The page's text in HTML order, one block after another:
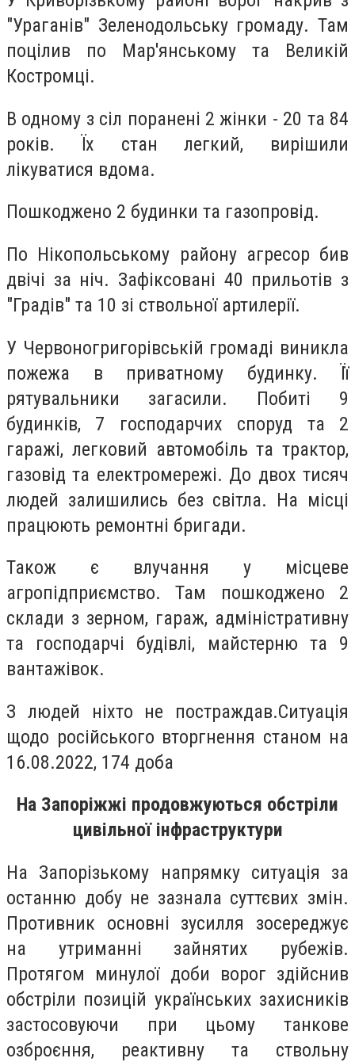
"Ураганів" Зеленодольську громаду. Там
поцілив по Мар'янському та Великій
Костромці.
В одному з сіл поранені 2 жінки - 20 та 84
років. Їх стан легкий, вирішили
лікуватися вдома.
Пошкоджено 2 будинки та газопровід.
По Нікопольському району агресор бив
двічі за ніч. Зафіксовані 40 прильотів з
"Градів" та 10 зі ствольної артилерії.
У Червоногригорівській громаді виникла
пожежа в приватному будинку. Її
рятувальники загасили. Побиті 9
будинків, 7 господарчих споруд та 2
гаражі, легковий автомобіль та трактор,
газовід та електромережі. До двох тисяч
людей залишились без світла. На місці
працюють ремонтні бригади.
Також є влучання у місцеве
агропідприємство. Там пошкоджено 2
склади з зерном, гараж, адміністративну
та господарчі будівлі, майстерню та 9
вантажівок.
З людей ніхто не постраждав.Cитуація
щодо російського вторгнення станом на
16.08.2022, 174 доба
На Запоріжжі продовжуються обстріли
цивільної інфраструктури
На Запорізькому напрямку ситуація за
останню добу не зазнала суттєвих змін.
Противник основні зусилля зосереджує
на утриманні зайнятих рубежів.
Протягом минулої доби ворог здійснив
обстріли позицій українських захисників
застосовуючи при цьому танкове
озброєння, реактивну та ствольну